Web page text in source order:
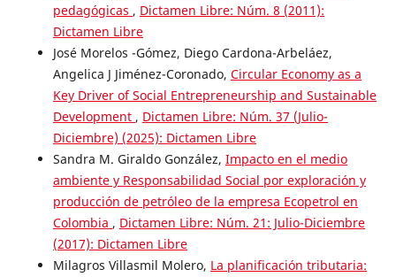
pedagógicas , Dictamen Libre: Núm. 8 (2011):
Dictamen Libre
José Morelos -Gómez, Diego Cardona-Arbeláez,
Angelica J Jiménez-Coronado, Circular Economy as a
Key Driver of Social Entrepreneurship and Sustainable
Development , Dictamen Libre: Núm. 37 (Julio-
Diciembre) (2025): Dictamen Libre
Sandra M. Giraldo González, Impacto en el medio
ambiente y Responsabilidad Social por exploración y
producción de petróleo de la empresa Ecopetrol en
Colombia , Dictamen Libre: Núm. 21: Julio-Diciembre
(2017): Dictamen Libre
Milagros Villasmil Molero, La planificación tributaria: